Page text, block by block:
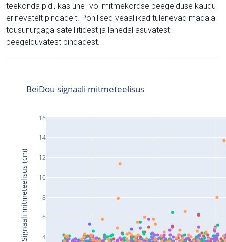
teekonda pidi, kas ühe- või mitmekordse peegelduse kaudu
erinevatelt pindadelt. Põhilised veaallikad tulenevad madala
tõusunurgaga satelliitidest ja lähedal asuvatest
peegelduvatest pindadest.
4
6
8
10
12
14
16
BeiDou signaali mitmeteelisus
Signaali mitmeteelisus (cm)